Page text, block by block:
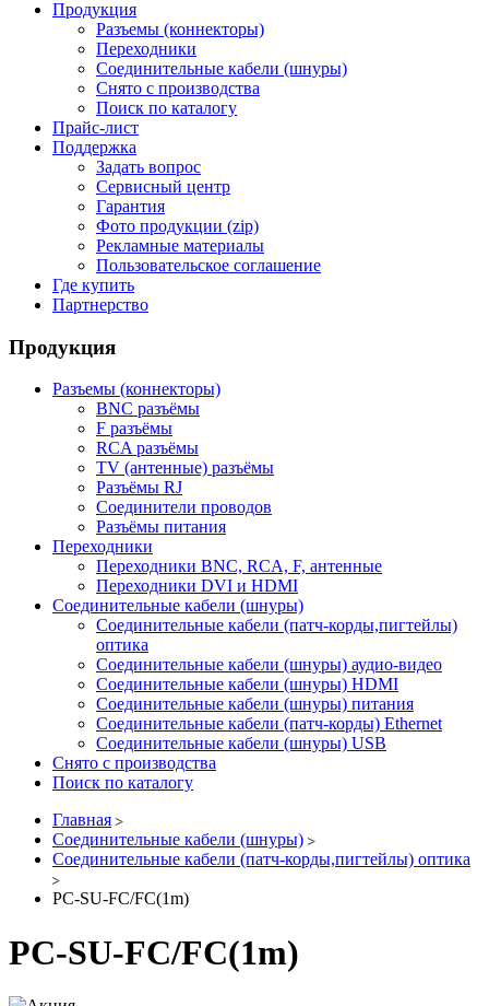
Продукция
Разъемы (коннекторы)
Переходники
Соединительные кабели (шнуры)
Снято с производства
Поиск по каталогу
Прайс-лист
Поддержка
Задать вопрос
Сервисный центр
Гарантия
Фото продукции (zip)
Рекламные материалы
Пользовательское соглашение
Где купить
Партнерство
Продукция
Разъемы (коннекторы)
BNC разъёмы
F разъёмы
RCA разъёмы
TV (антенные) разъёмы
Разъёмы RJ
Соединители проводов
Разъёмы питания
Переходники
Переходники BNC, RCA, F, антенные
Переходники DVI и HDMI
Соединительные кабели (шнуры)
Соединительные кабели (патч-корды,пигтейлы)
оптика
Соединительные кабели (шнуры) аудио-видео
Соединительные кабели (шнуры) HDMI
Соединительные кабели (шнуры) питания
Соединительные кабели (патч-корды) Ethernet
Соединительные кабели (шнуры) USB
Снято с производства
Поиск по каталогу
Главная
Соединительные кабели (шнуры)
Соединительные кабели (патч-корды,пигтейлы) оптика
PC-SU-FC/FC(1m)
PC-SU-FC/FC(1m)